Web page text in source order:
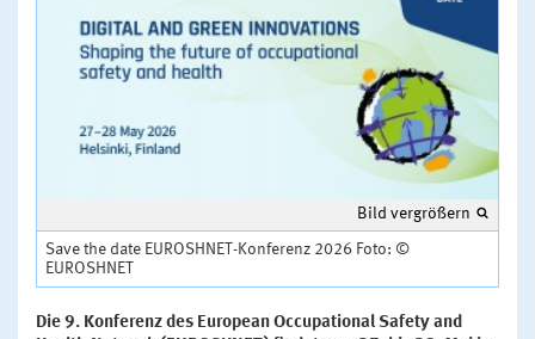
Bild vergrößern
Save the date EUROSHNET-Konferenz 2026 Foto: ©
EUROSHNET
Die 9. Konferenz des European Occupational Safety and